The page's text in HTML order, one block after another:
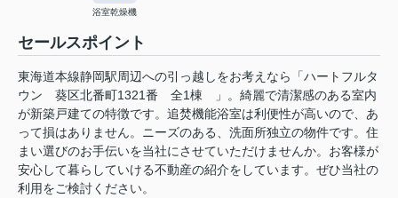
浴室乾燥機
セールスポイント
東海道本線静岡駅周辺への引っ越しをお考えなら「ハートフルタ
ウン 葵区北番町1321番 全1棟 」。綺麗で清潔感のある室内
が新築戸建ての特徴です。追焚機能浴室は利便性が高いので、あ
って損はありません。ニーズのある、洗面所独立の物件です。住
まい選びのお手伝いを当社にさせていただけませんか。お客様が
安心して暮らしていける不動産の紹介をしています。ぜひ当社の
利用をご検討ください。